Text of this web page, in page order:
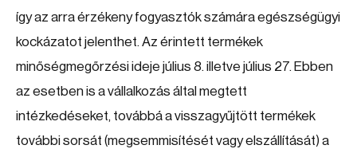
így az arra érzékeny fogyasztók számára egészségügyi
kockázatot jelenthet. Az érintett termékek
minőségmegőrzési ideje július 8. illetve július 27. Ebben
az esetben is a vállalkozás által megtett
intézkedéseket, továbbá a visszagyűjtött termékek
további sorsát (megsemmisítését vagy elszállítását) a